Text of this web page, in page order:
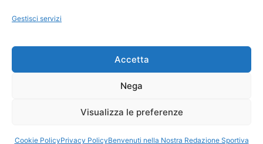
Gestisci servizi
Accetta
Nega
Visualizza le preferenze
Cookie PolicyPrivacy PolicyBenvenuti nella Nostra Redazione Sportiva
Copyright 2026 NotiziePlus.com
📰 Contenuto Umano Verificato
Privacy Coockie
Pubblicità